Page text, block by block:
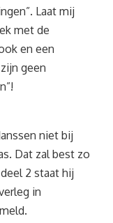
Laat mij
met de
en een
geen
niet bij
Dat zal best zo
2 staat hij
in